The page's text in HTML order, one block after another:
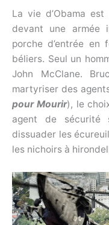
La vie d’Obama
devant une armée
porche d’entrée en
béliers. Seul un
John McClane.
martyriser des
pour Mourir), le
agent de sécurité
dissuader les
les nichoirs à